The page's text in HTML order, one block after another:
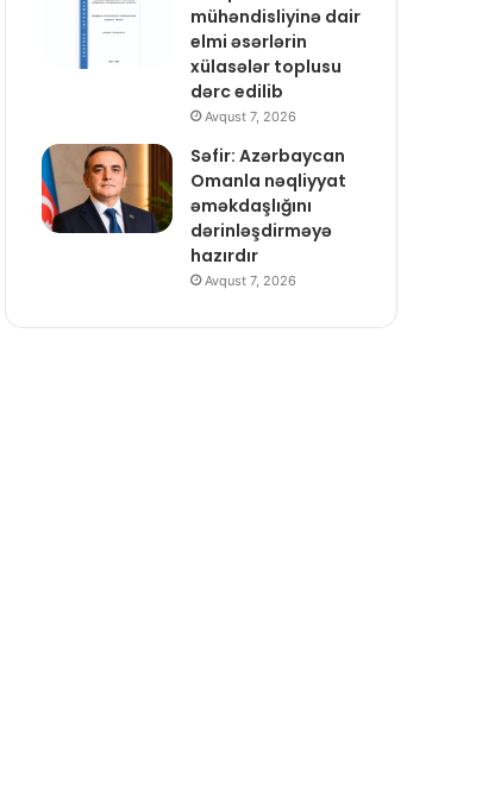
mühəndisliyinə dair
elmi əsərlərin
xülasələr toplusu
dərc edilib
Avqust 7, 2026
Səfir: Azərbaycan
Omanla nəqliyyat
əməkdaşlığını
dərinləşdirməyə
hazırdır
Avqust 7, 2026